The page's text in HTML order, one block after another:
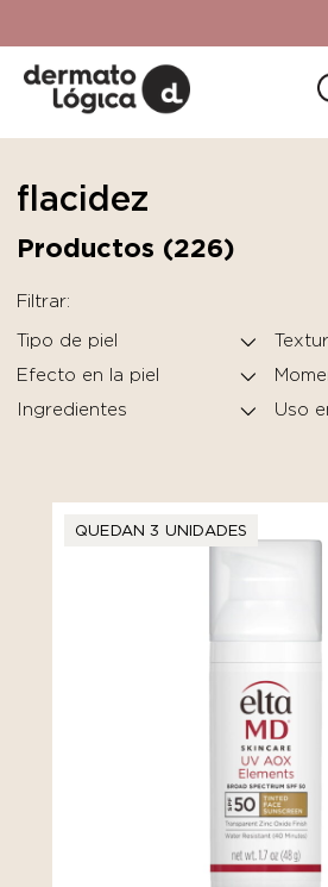
SkinCeuticals.
flacidez
Productos (226)
Filtrar:
Tipo de piel
Efecto en la piel
Ingredientes
QUEDAN 3 UNIDADES